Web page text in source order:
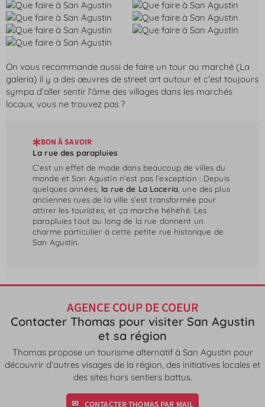
On vous recommande aussi de faire un tour au marché (La
galeria) il y a des œuvres de street art autour et c’est toujours
sympa d’aller sentir l’âme des villages dans les marchés
locaux, vous ne trouvez pas ?
BON À SAVOIR
La rue des parapluies
C’est un effet de mode dans beaucoup de villes du
monde et San Agustín n’est pas l’exception : Depuis
quelques années, la rue de La Loceria , une des plus
anciennes rues de la ville s’est transformée pour
attirer les touristes, et ça marche héhéhé. Les
parapluies tout au long de la rue donnent un
charme particulier à cette petite rue historique de
San Agustín.
AGENCE COUP DE COEUR
Contacter Thomas pour visiter San Agustin
et sa région
Thomas propose un tourisme alternatif à San Agustin pour
découvrir d’autres visages de la région, des initiatives locales et
des sites hors sentiers battus.
CONTACTER THOMAS PAR MAIL